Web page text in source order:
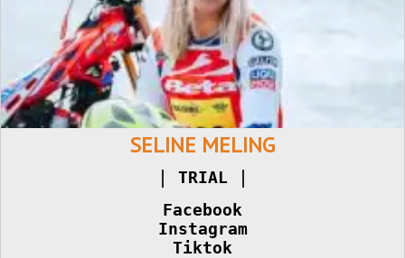
SELINE MELING
| TRIAL |
Facebook
Instagram
Tiktok